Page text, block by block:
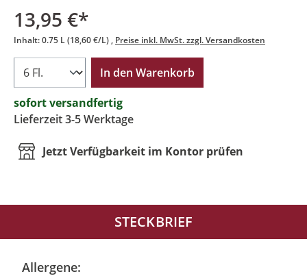
13,95 €*
Inhalt:0.75 L(18,60 €/L) Preise inkl. MwSt. zzgl. Versandkosten
In den Warenkorb
sofort versandfertig
Lieferzeit 3-5 Werktage
Jetzt Verfügbarkeit im Kontor prüfen
STECKBRIEF
Allergene: